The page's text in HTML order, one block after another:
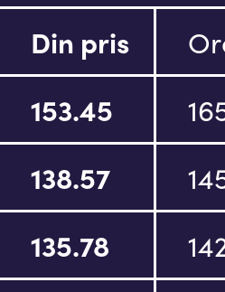
Din pris
153.45
138.57
135.78